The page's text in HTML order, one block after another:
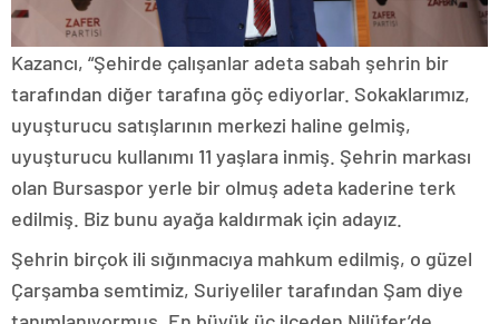
Kazancı, “Şehirde çalışanlar adeta sabah şehrin bir
tarafından diğer tarafına göç ediyorlar. Sokaklarımız,
uyuşturucu satışlarının merkezi haline gelmiş,
uyuşturucu kullanımı 11 yaşlara inmiş. Şehrin markası
olan Bursaspor yerle bir olmuş adeta kaderine terk
edilmiş. Biz bunu ayağa kaldırmak için adayız.
Şehrin birçok ili sığınmacıya mahkum edilmiş, o güzel
Çarşamba semtimiz, Suriyeliler tarafından Şam diye